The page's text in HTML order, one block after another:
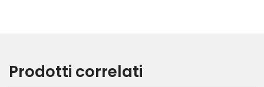
Prodotti correlati